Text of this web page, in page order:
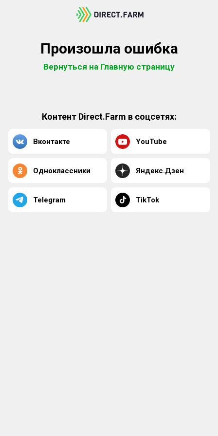
Произошла ошибка
Вернуться на Главную страницу
Контент Direct.Farm в соцсетях:
Вконтакте YouTube
Одноклассники Яндекс.Дзен
Telegram TikTok